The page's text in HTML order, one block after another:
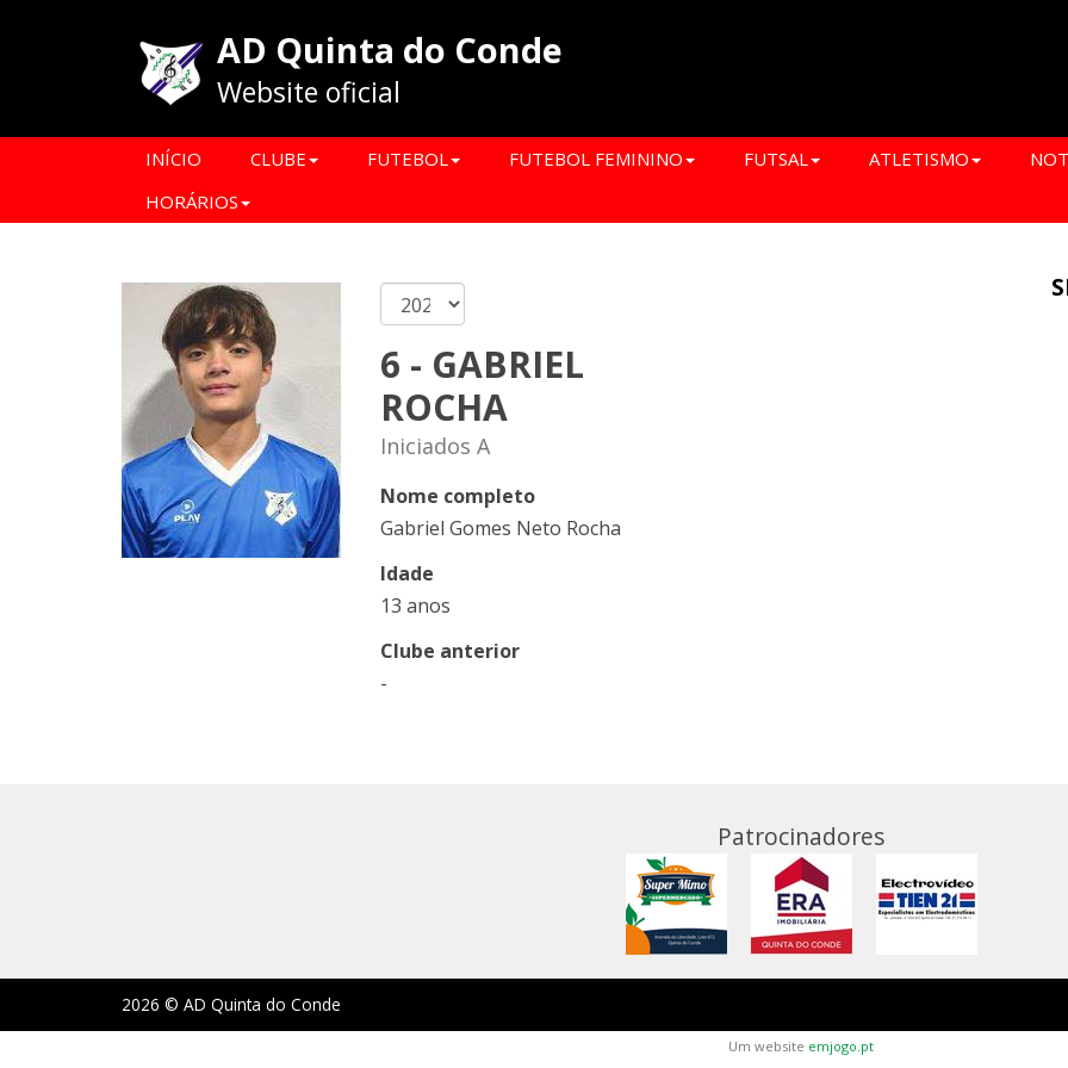
AD Quinta do Conde
Website oficial
INÍCIO CLUBE FUTEBOL FUTEBOL FEMININO FUTSAL ATLETISMO
HORÁRIOS
6 - GABRIEL
ROCHA
Iniciados A
Nome completo
Gabriel Gomes Neto Rocha
Idade
13 anos
Clube anterior
-
Patrocinadores
2026 © AD Quinta do Conde
Um website emjogo.pt